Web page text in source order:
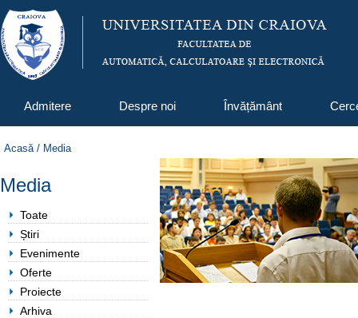
Admitere Despre noi Învățământ
Acasă/ Media
Media
Toate
Știri
Evenimente
Oferte
Proiecte
Arhiva